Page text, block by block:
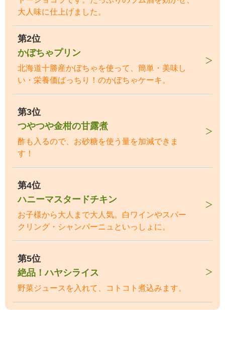
大人味に仕上げました。
第2位
かぼちゃプリン
北海道十勝産かぼちゃを使って、簡単・美味し
い・栄養価ばっちり！のかぼちゃケーキ。
第3位
つやつや金柑の甘露煮
酢も入るので、お砂糖を使う量を加減できま
す！
第4位
ハニーマスタードチキン
お子様から大人まで大人気。白ワインやスパー
クリング・シャンパーニュといっしょに。
第5位
絶品！ハヤシライス
野菜ジュースを入れて、コトコト煮込みます。